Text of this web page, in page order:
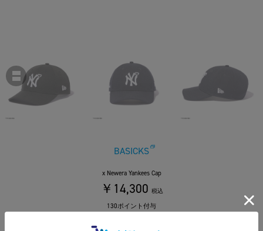
BASICKS
x Newera Yankees Cap
￥14,300 税込
130ポイント付与